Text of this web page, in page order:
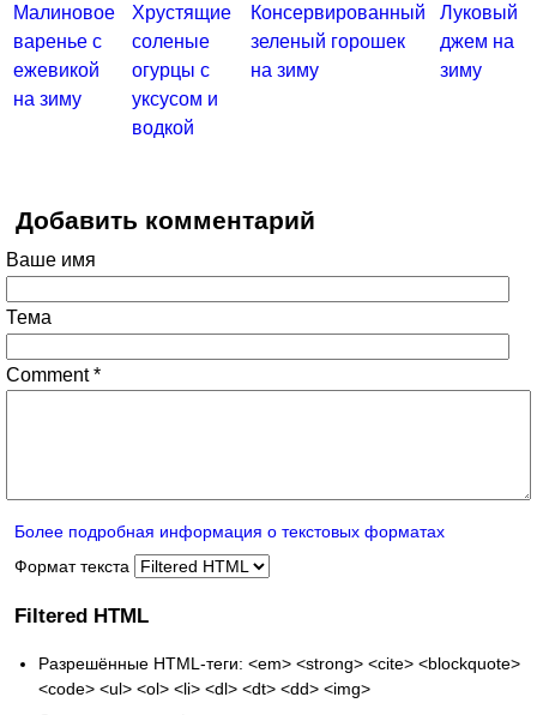
Малиновое
варенье с
ежевикой
на зиму
Хрустящие
соленые
огурцы с
уксусом и
водкой
Консервированный
зеленый горошек
на зиму
Луковый
джем на
зиму
Добавить комментарий
Ваше имя
Тема
Comment*
Более подробная информация о текстовых форматах
Формат текста
Filtered HTML
Разрешённые HTML-теги: <em> <strong> <cite> <blockquote>
<code> <ul> <ol> <li> <dl> <dt> <dd> <img>